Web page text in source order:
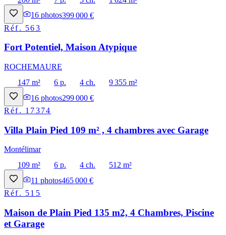
16 photos399 000 €
Réf. 563
Fort Potentiel, Maison Atypique
ROCHEMAURE
147 m²
6 p. 4 ch.
9 355 m²
16 photos299 000 €
Réf. 17374
Villa Plain Pied 109 m² , 4 chambres avec Garage
Montélimar
109 m²
6 p. 4 ch.
512 m²
11 photos465 000 €
Réf. 515
Maison de Plain Pied 135 m2, 4 Chambres, Piscine
et Garage